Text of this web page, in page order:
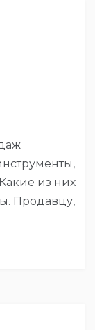
из них
Продавцу,